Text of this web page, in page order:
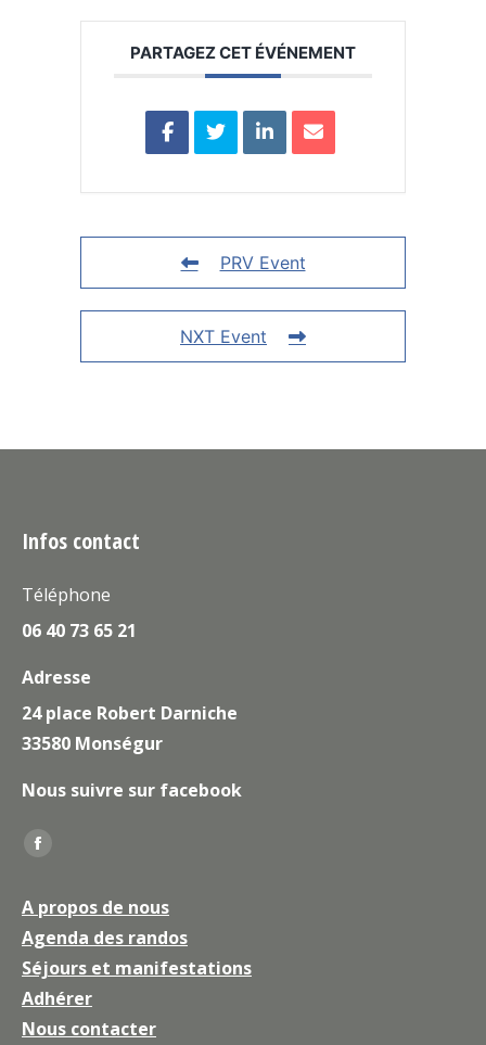
PARTAGEZ CET ÉVÉNEMENT
PRV Event
NXT Event
Infos contact
Téléphone
06 40 73 65 21
Adresse
24 place Robert Darniche
33580 Monségur
Nous suivre sur facebook
Trouvez nous sur :
La
Facebook
s'ouvre
dans
une
nouvelle
A propos de nous
Agenda des randos
Séjours et manifestations
Adhérer
Nous contacter